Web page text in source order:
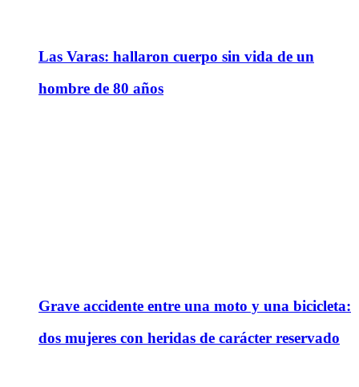
Las Varas: hallaron cuerpo sin vida de un
hombre de 80 años
Grave accidente entre una moto y una bicicleta:
dos mujeres con heridas de carácter reservado